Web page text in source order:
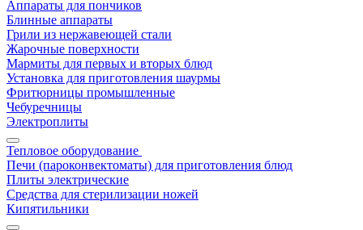
Аппараты для пончиков
Блинные аппараты
Грили из нержавеющей стали
Жарочные поверхности
Мармиты для первых и вторых блюд
Установка для приготовления шаурмы
Фритюрницы промышленные
Чебуречницы
Электроплиты
Тепловое оборудование
Печи (пароконвектоматы) для приготовления блюд
Плиты электрические
Средства для стерилизации ножей
Кипятильники